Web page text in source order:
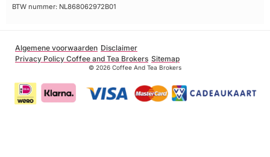
BTW nummer: NL868062972B01
Algemene voorwaarden Disclaimer
Privacy Policy Coffee and Tea Brokers Sitemap
© 2026 Coffee And Tea Brokers